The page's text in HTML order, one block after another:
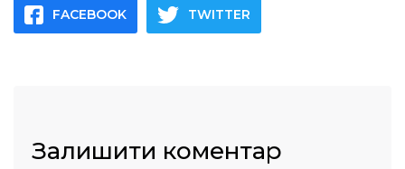
FACEBOOK TWITTER
Залишити коментар